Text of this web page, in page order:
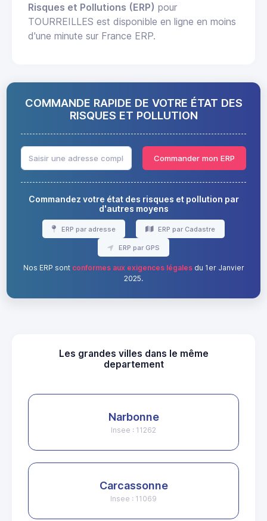
Risques et Pollutions (ERP) pour
TOURREILLES est disponible en ligne en moins
d'une minute sur France ERP.
COMMANDE RAPIDE DE VOTRE ÉTAT DES
RISQUES ET POLLUTION
Commander mon ERP
Commandez votre état des risques et pollution par
d'autres moyens
ERP par adresse ERP par Cadastre
ERP par GPS
Nos ERP sont conformes aux exigences légalesdu 1er Janvier
2025.
Les grandes villes dans le même
departement
Narbonne
Insee : 11262
Carcassonne
Insee : 11069